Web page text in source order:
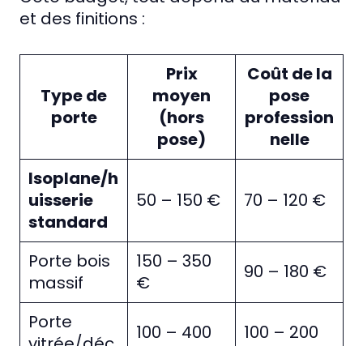
et des finitions :
Type de
porte
Prix
moyen
(hors
pose)
Coût de la
pose
profession
nelle
Isoplane/h
uisserie
standard
50 – 150 € 70 – 120 €
Porte bois
massif
150 – 350
€
90 – 180 €
Porte
100 – 400
100 – 200